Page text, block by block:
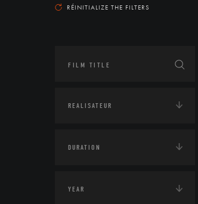
RÉINITIALIZE THE FILTERS